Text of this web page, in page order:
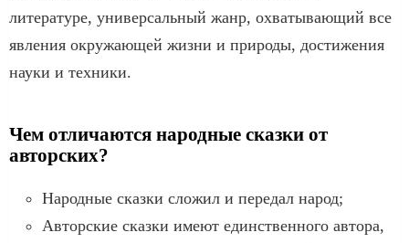
литературе, универсальный жанр, охватывающий все
явления окружающей жизни и природы, достижения
науки и техники.
Чем отличаются народные сказки от
авторских?
Народные сказки сложил и передал народ;
Авторские сказки имеют единственного автора,